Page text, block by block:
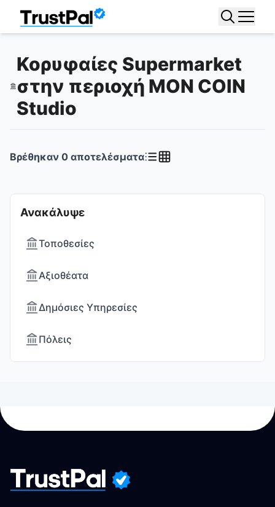
Κορυφαίες Supermarket
στην περιοχή MON COIN
Studio
Ανακάλυψε
Τοποθεσίες
Αξιοθέατα
Δημόσιες Υπηρεσίες
Πόλεις
Βρέθηκαν 0 αποτελέσματα